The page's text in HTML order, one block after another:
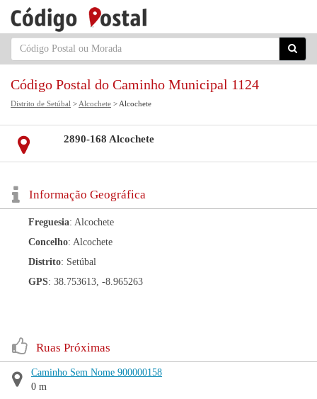
Código Postal do Caminho Municipal 1124
Distrito de Setúbal > Alcochete > Alcochete
2890-168 Alcochete
Informação Geográfica
Freguesia: Alcochete
Concelho: Alcochete
Distrito: Setúbal
GPS: 38.753613, -8.965263
Ruas Próximas
Caminho Sem Nome 900000158
0 m